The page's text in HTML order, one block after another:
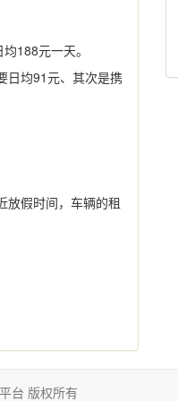
188元一天。
日均91元、其次是携
放假时间，车辆的租
台 版权所有